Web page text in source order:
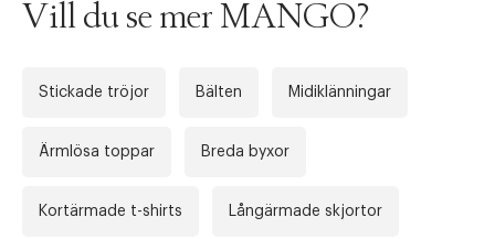
Vill du se mer MANGO?
Stickade tröjor Bälten Midiklänningar
Ärmlösa toppar Breda byxor
Kortärmade t-shirts Långärmade skjortor